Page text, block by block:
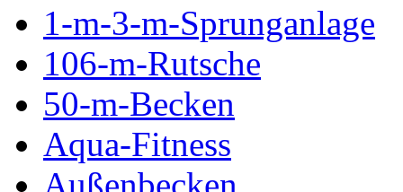
1-m-3-m-Sprunganlage
106-m-Rutsche
50-m-Becken
Aqua-Fitness
Außenbecken